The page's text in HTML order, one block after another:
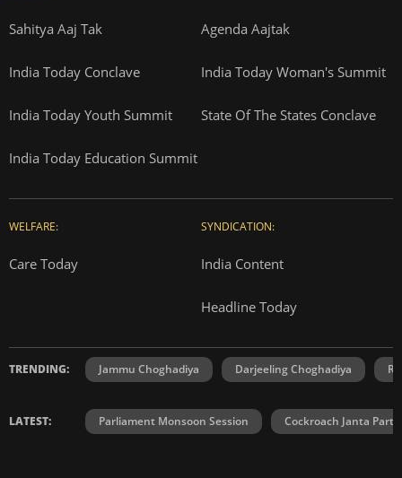
Sahitya Aaj Tak Agenda Aajtak
India Today Conclave India Today Woman's Summit
India Today Youth Summit State Of The States Conclave
India Today Education Summit
WELFARE:
Care Today
SYNDICATION:
India Content
Headline Today
TRENDING: Jammu Choghadiya Darjeeling Choghadiya
LATEST: Parliament Monsoon Session Cockroach Janta